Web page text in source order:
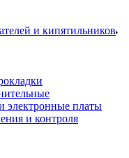
и кипятильников
электронные платы
и контроля